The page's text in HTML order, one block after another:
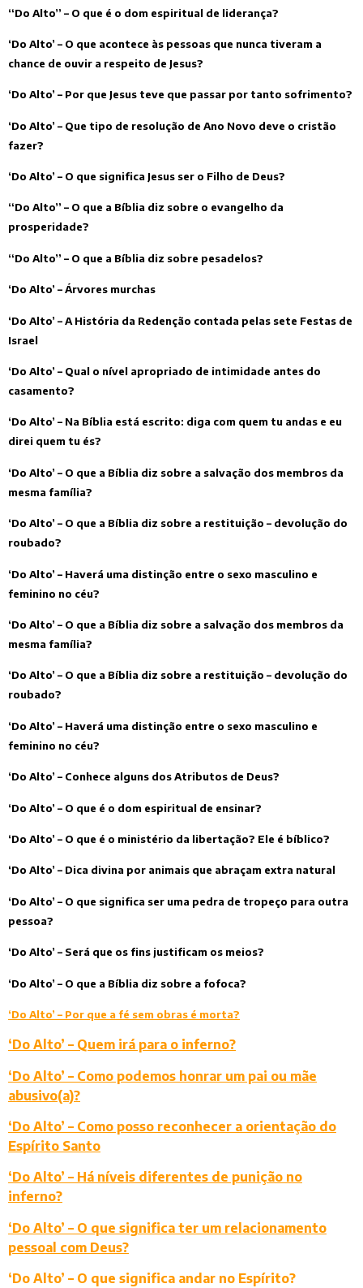
“Do Alto” – O que é o dom espiritual de liderança?
‘Do Alto’ – O que acontece às pessoas que nunca tiveram a
chance de ouvir a respeito de Jesus?
‘Do Alto’ – Por que Jesus teve que passar por tanto sofrimento?
‘Do Alto’ – Que tipo de resolução de Ano Novo deve o cristão
fazer?
‘Do Alto’ – O que significa Jesus ser o Filho de Deus?
“Do Alto” – O que a Bíblia diz sobre o evangelho da
prosperidade?
“Do Alto” – O que a Bíblia diz sobre pesadelos?
‘Do Alto’ – Árvores murchas
‘Do Alto’ – A História da Redenção contada pelas sete Festas de
Israel
‘Do Alto’ – Qual o nível apropriado de intimidade antes do
casamento?
‘Do Alto’ – Na Bíblia está escrito: diga com quem tu andas e eu
direi quem tu és?
‘Do Alto’ – O que a Bíblia diz sobre a salvação dos membros da
mesma família?
‘Do Alto’ – O que a Bíblia diz sobre a restituição – devolução do
roubado?
‘Do Alto’ – Haverá uma distinção entre o sexo masculino e
feminino no céu?
‘Do Alto’ – O que a Bíblia diz sobre a salvação dos membros da
mesma família?
‘Do Alto’ – O que a Bíblia diz sobre a restituição – devolução do
roubado?
‘Do Alto’ – Haverá uma distinção entre o sexo masculino e
feminino no céu?
‘Do Alto’ – Conhece alguns dos Atributos de Deus?
‘Do Alto’ – O que é o dom espiritual de ensinar?
‘Do Alto’ – O que é o ministério da libertação? Ele é bíblico?
‘Do Alto’ – Dica divina por animais que abraçam extra natural
‘Do Alto’ – O que significa ser uma pedra de tropeço para outra
pessoa?
‘Do Alto’ – Será que os fins justificam os meios?
‘Do Alto’ – O que a Bíblia diz sobre a fofoca?
‘Do Alto’ – Por que a fé sem obras é morta?
‘Do Alto’ – Quem irá para o inferno?
‘Do Alto’ – Como podemos honrar um pai ou mãe
abusivo(a)?
‘Do Alto’ – Como posso reconhecer a orientação do
Espírito Santo
‘Do Alto’ – Há níveis diferentes de punição no
inferno?
‘Do Alto’ – O que significa ter um relacionamento
pessoal com Deus?
‘Do Alto’ – O que significa andar no Espírito?